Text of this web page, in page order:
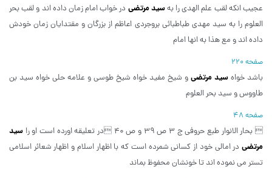
عجیب انکه لقب علم الهدی را بهسید مرتضی در خواب امام زمان داده اند و لقب بحر
العلوم را به سید مهدی طباطبائی بروجردی اعاظم از بزرگان و مقتدایان زمان خودش
داده اند و مع هذا به انها امام
صفحه 220
باشد خواه سید مرتضی و شیخ مفید خواه شیخ طوسی و علامه حلی خواه سید بن
طاووس و سید بحر العلوم
صفحه 48
 بحار الانوار طبع حروفی ج 3 ص 39 و ص 40 در تعلیقه اورده است او را
سید
مرتضی در امالی خود از کسانی شمرده است که با اظهار اسلام و اظهار شعائر اسلامی
تستر می نموده اند تا خونشان محفوظ بماند